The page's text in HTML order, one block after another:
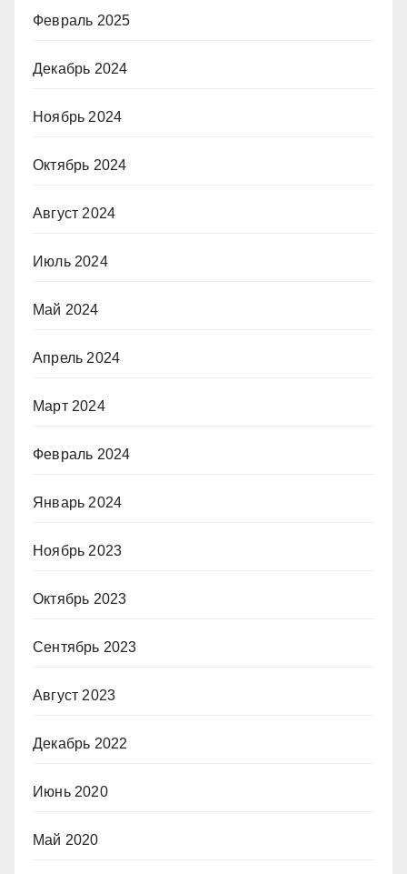
Февраль 2025
Декабрь 2024
Ноябрь 2024
Октябрь 2024
Август 2024
Июль 2024
Май 2024
Апрель 2024
Март 2024
Февраль 2024
Январь 2024
Ноябрь 2023
Октябрь 2023
Сентябрь 2023
Август 2023
Декабрь 2022
Июнь 2020
Май 2020